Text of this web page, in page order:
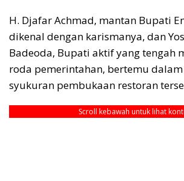
H. Djafar Achmad, mantan Bupati
dikenal dengan karismanya, dan
Badeoda, Bupati aktif yang tengah
roda pemerintahan, bertemu dalam
syukuran pembukaan restoran
Scroll kebawah untuk lihat